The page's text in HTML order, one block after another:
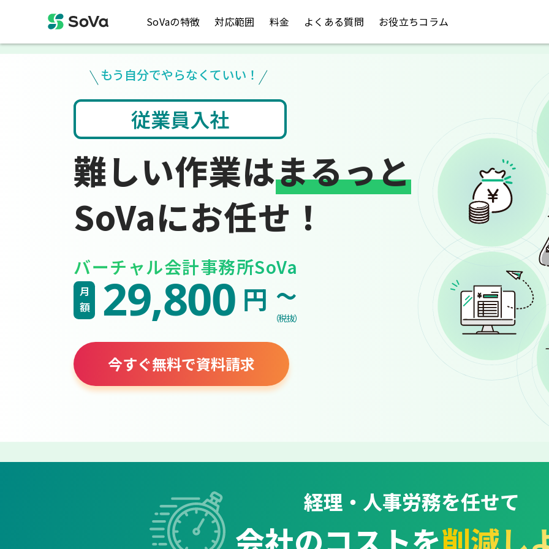
SoVaの特徴 対応範囲 料金 よくある質問 お役立ちコラム
もう自分でやらなくていい！
税金のお悩み 請求書や領収書
難しい作業はまるっと
SoVaにお任せ！
バーチャル会計事務所SoVa
月額 29,800 円 ~
（税抜）
今すぐ無料で資料請求
経理・人事労務を任せて
会社のコストを削減し